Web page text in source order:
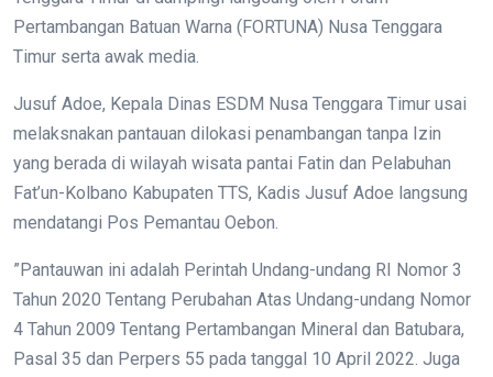
Pertambangan Batuan Warna (FORTUNA) Nusa Tenggara
Timur serta awak media.
Jusuf Adoe, Kepala Dinas ESDM Nusa Tenggara Timur usai
melaksnakan pantauan dilokasi penambangan tanpa Izin
yang berada di wilayah wisata pantai Fatin dan Pelabuhan
Fat’un-Kolbano Kabupaten TTS, Kadis Jusuf Adoe langsung
mendatangi Pos Pemantau Oebon.
”Pantauwan ini adalah Perintah Undang-undang RI Nomor 3
Tahun 2020 Tentang Perubahan Atas Undang-undang Nomor
4 Tahun 2009 Tentang Pertambangan Mineral dan Batubara,
Pasal 35 dan Perpers 55 pada tanggal 10 April 2022. Juga